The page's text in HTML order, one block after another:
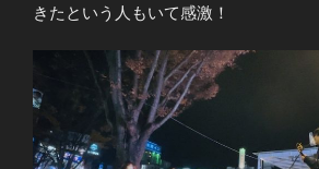
きたという人もいて感激！